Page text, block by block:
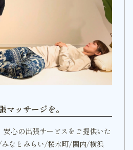
マッサージを。
心の出張サービスをご提供いた
なとみらい/桜木町/関内/横浜